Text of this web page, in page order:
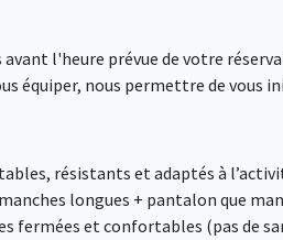
l'heure prévue de votre
équiper, nous permettre de vous
résistants et adaptés à
longues + pantalon que
fermées et confortables (pas de